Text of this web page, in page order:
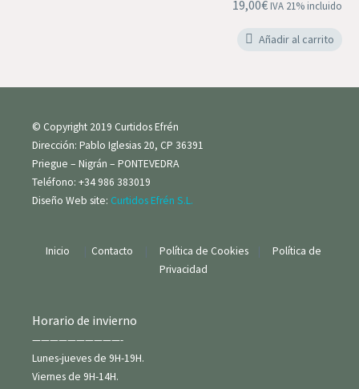
19,00€ IVA 21% incluido
Añadir al carrito
© Copyright 2019 Curtidos Efrén
Dirección: Pablo Iglesias 20, CP 36391
Priegue – Nigrán – PONTEVEDRA
Teléfono: +34 986 383019
Diseño Web site: Curtidos Efrén S.L.
Inicio | Contacto | Política de Cookies |
Política de
Privacidad
Horario de invierno
——————————-
Lunes-jueves de 9H-19H.
Viernes de 9H-14H.